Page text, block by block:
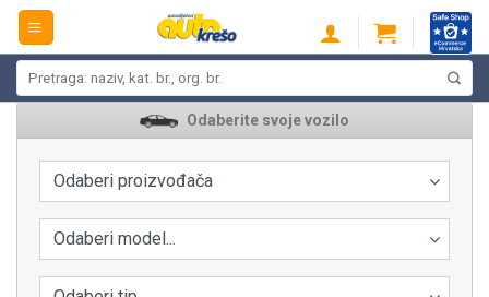
Skip
content
Odaberite svoje vozilo
Odaberi proizvođača
Odaberi model...